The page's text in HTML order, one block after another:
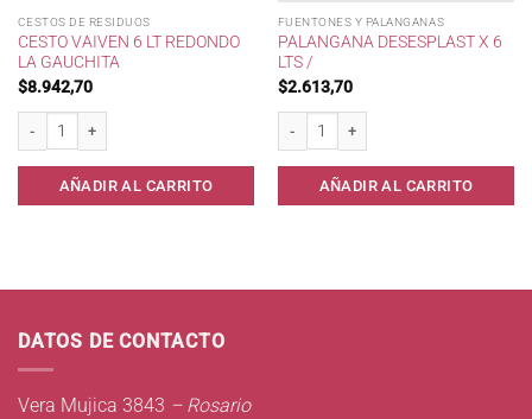
CESTOS DE RESIDUOS
CESTO VAIVEN 6 LT REDONDO
LA GAUCHITA
$8.942,70
Cesto Vaiven 6 lt Redondo La Gauchita cantidad
AÑADIR AL CARRITO
FUENTONES Y PALANGANAS
PALANGANA DESESPLAST X 6
LTS /
$2.613,70
Palangana Desesplast x 6 lts / cantidad
AÑADIR AL CARRITO
DATOS DE CONTACTO
Vera Mujica 3843 – Rosario